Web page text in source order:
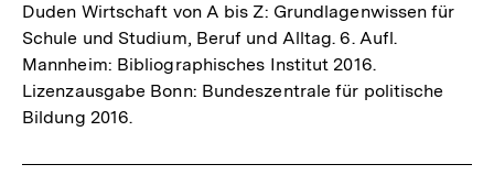
Duden Wirtschaft von A bis Z: Grundlagenwissen für
Schule und Studium, Beruf und Alltag. 6. Aufl.
Mannheim: Bibliographisches Institut 2016.
Lizenzausgabe Bonn: Bundeszentrale für politische
Bildung 2016.